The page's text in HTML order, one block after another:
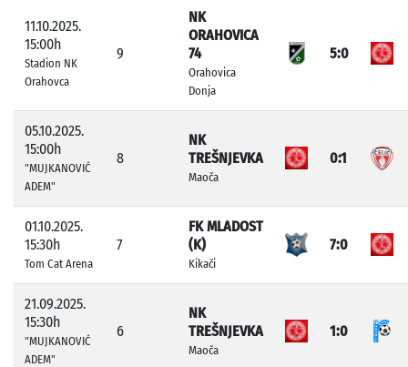
11.10.2025.
15:00h
Stadion NK
Orahovca
9
NK
ORAHOVICA
74
Orahovica
Donja
5:0
05.10.2025.
15:00h
"MUJKANOVIĆ
ADEM"
8
NK
TREŠNJEVKA
Maoča
0:1
01.10.2025.
15:30h
Tom Cat Arena
7
FK MLADOST
(K)
Kikači
7:0
21.09.2025.
15:30h
"MUJKANOVIĆ
ADEM"
6
NK
TREŠNJEVKA
Maoča
1:0